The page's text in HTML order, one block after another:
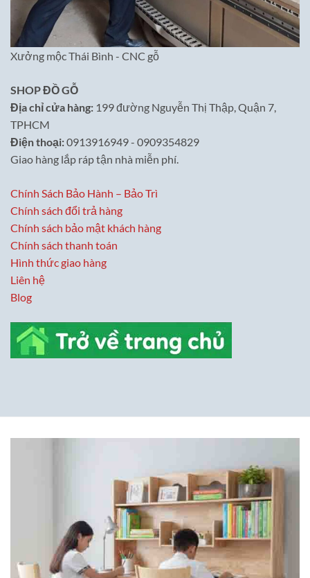
Xưởng mộc Thái Bình - CNC gỗ
SHOP ĐỒ GỖ
Địa chỉ cửa hàng: 199 đường Nguyễn Thị Thập, Quận 7,
TPHCM
Điện thoại:0913916949 - 0909354829
Giao hàng lắp ráp tận nhà miễn phí.
Chính Sách Bảo Hành – Bảo Trì
Chính sách đổi trả hàng
Chính sách bảo mật khách hàng
Chính sách thanh toán
Hình thức giao hàng
Liên hệ
Blog